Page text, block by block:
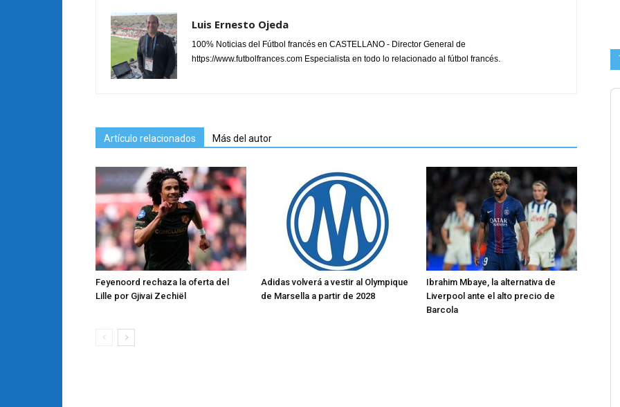
Luis Ernesto Ojeda
100% Noticias del Fútbol francés en CASTELLANO - Director General de
https://www.futbolfrances.com Especialista en todo lo relacionado al fútbol francés.
Artículo relacionados Más del autor
Feyenoord rechaza la oferta del
Lille por Gjivai Zechiël
Adidas volverá a vestir al Olympique
de Marsella a partir de 2028
Ibrahim Mbaye, la alternativa de
Liverpool ante el alto precio de
Barcola